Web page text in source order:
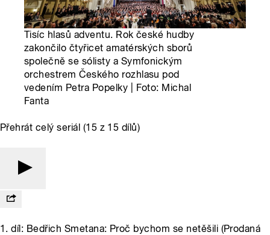
Tisíc hlasů adventu. Rok české hudby
zakončilo čtyřicet amatérských sborů
společně se sólisty a Symfonickým
orchestrem Českého rozhlasu pod
vedením Petra Popelky | Foto: Michal
Fanta
Přehrát celý seriál (15 z 15 dílů)
1. díl: Bedřich Smetana: Proč bychom se netěšili (Prodaná